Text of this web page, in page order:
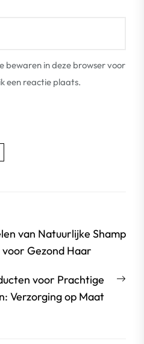
bewaren in deze browser voor
een reactie plaats.
van Natuurlijke Shamp
Gezond Haar
voor Prachtige
Verzorging op Maat